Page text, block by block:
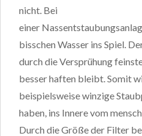
nicht. Bei
einer
bisschen Wasser ins Spiel.
durch die Versprühung
besser haften bleibt. Somit
beispielsweise winzige
haben, ins Innere vom
Durch die Größe der Filter